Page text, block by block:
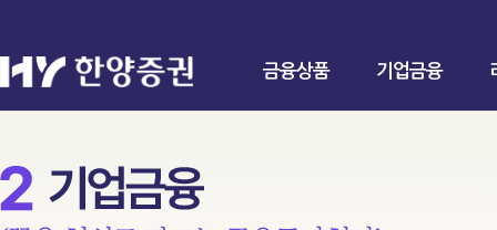
금융상품 기업금융